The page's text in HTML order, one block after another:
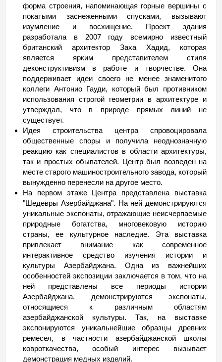
форма строения, напоминающая горные вершины с
покатыми заснеженными спусками, вызывают
изумление и восхищение. Проект здания
разработала в 2007 году всемирно известный
британский архитектор Заха Хадид, которая
является ярким представителем стиля
деконструктивизм в работе и творчестве. Она
поддерживает идеи своего не менее знаменитого
коллеги Антонио Гауди, который был противником
использования строгой геометрии в архитектуре и
утверждал, что в природе прямых линий не
существует.
Идея строительства центра спровоцировала
общественные споры и получила неоднозначную
реакцию как специалистов в области архитектуры,
так и простых обывателей. Центр был возведен на
месте старого машиностроительного завода, который
вынужденно перенесли на другое место.
На первом этаже Центра представлена выставка
"Шедевры Азербайджана". На ней демонстрируются
уникальные экспонаты, отражающие неисчерпаемые
природные богатства, многовековую историю
страны, ее культурное наследие. Эта выставка
привлекает внимание как современное
интерактивное средство изучения истории и
культуры Азербайджана. Одна из важнейших
особенностей экспозиции заключается в том, что на
ней представлены все периоды истории
Азербайджана, демонстрируются экспонаты,
относящиеся к различным областям
азербайджанской культуры. Так, на выставке
экспонируются уникальнейшие образцы древних
ремесел, в частности азербайджанской школы
ковроткачества, особый интерес вызывает
демонстрация медных изделий.